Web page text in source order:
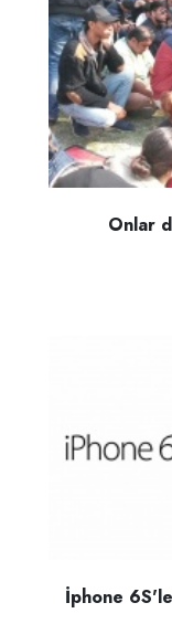
Onlar
İphone